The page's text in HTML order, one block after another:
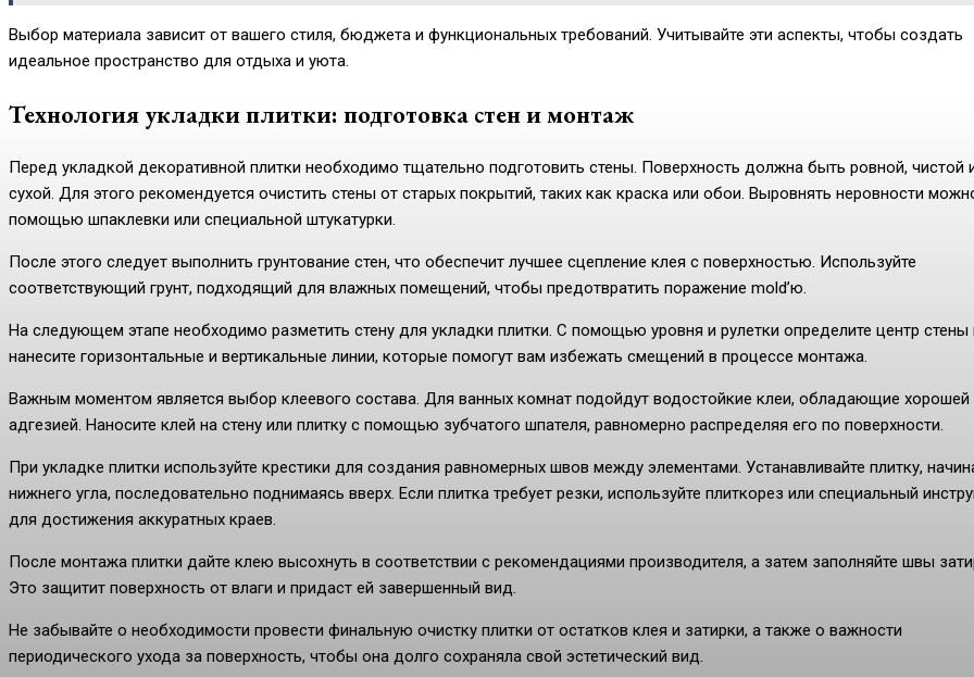
Выбор материала зависит от вашего стиля, бюджета и функциональных требований. Учитывайте эти аспекты, чтобы создать
идеальное пространство для отдыха и уюта.
Технология укладки плитки: подготовка стен и монтаж
Перед укладкой декоративной плитки необходимо тщательно подготовить стены. Поверхность должна быть ровной, чистой
сухой. Для этого рекомендуется очистить стены от старых покрытий, таких как краска или обои. Выровнять неровности
помощью шпаклевки или специальной штукатурки.
После этого следует выполнить грунтование стен, что обеспечит лучшее сцепление клея с поверхностью. Используйте
соответствующий грунт, подходящий для влажных помещений, чтобы предотвратить поражение mold’ю.
На следующем этапе необходимо разметить стену для укладки плитки. С помощью уровня и рулетки определите центр стены
нанесите горизонтальные и вертикальные линии, которые помогут вам избежать смещений в процессе монтажа.
Важным моментом является выбор клеевого состава. Для ванных комнат подойдут водостойкие клеи, обладающие хорошей
адгезией. Наносите клей на стену или плитку с помощью зубчатого шпателя, равномерно распределяя его по поверхности.
При укладке плитки используйте крестики для создания равномерных швов между элементами. Устанавливайте плитку,
нижнего угла, последовательно поднимаясь вверх. Если плитка требует резки, используйте плиткорез или специальный
для достижения аккуратных краев.
После монтажа плитки дайте клею высохнуть в соответствии с рекомендациями производителя, а затем заполняйте швы
Это защитит поверхность от влаги и придаст ей завершенный вид.
Не забывайте о необходимости провести финальную очистку плитки от остатков клея и затирки, а также о важности
периодического ухода за поверхность, чтобы она долго сохраняла свой эстетический вид.